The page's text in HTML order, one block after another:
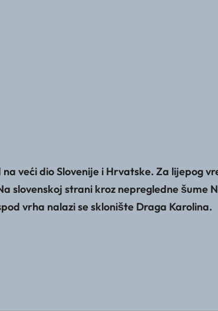
veći dio Slovenije i Hrvatske. Za lijepog
slovenskoj strani kroz nepregledne šume
vrha nalazi se sklonište Draga Karolina.